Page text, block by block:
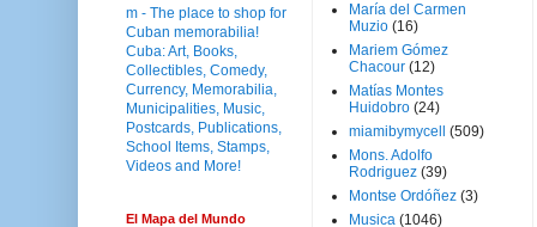
El Mapa del Mundo
María del Carmen
Muzio (16)
Mariem Gómez
Chacour (12)
Matías Montes
Huidobro (24)
miamibymycell
(509)
Mons. Adolfo
Rodriguez (39)
Montse Ordóñez (3)
Musica (1046)